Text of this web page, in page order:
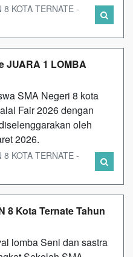
KOTA TERNATE -
JUARA 1 LOMBA
SMA Negeri 8 kota
Fair 2026 dengan
oleh
2026.
KOTA TERNATE -
8 Kota Ternate Tahun
lomba Seni dan sastra